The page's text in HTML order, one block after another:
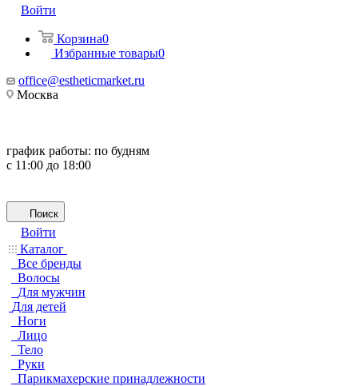
Войти
Корзина0
Избранные товары0
office@estheticmarket.ru
Москва
график работы: по будням
с 11:00 до 18:00
Поиск
Войти
Каталог
Все бренды
Волосы
Для мужчин
Для детей
Ноги
Лицо
Тело
Руки
Парикмахерские принадлежности